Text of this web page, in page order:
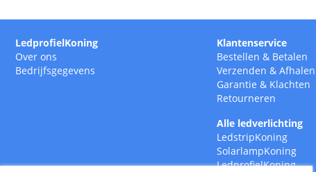
LedprofielKoning
Over ons
Bedrijfsgegevens
Klantenservice
Bestellen & Betalen
Verzenden & Afhalen
Garantie & Klachten
Retourneren
Alle ledverlichting
LedstripKoning
SolarlampKoning
LedprofielKoning